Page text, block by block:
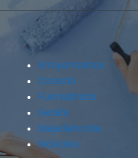
Arroyomolinos
Coslada
Fuenlabrada
Getafe
Majadahonda
Móstoles